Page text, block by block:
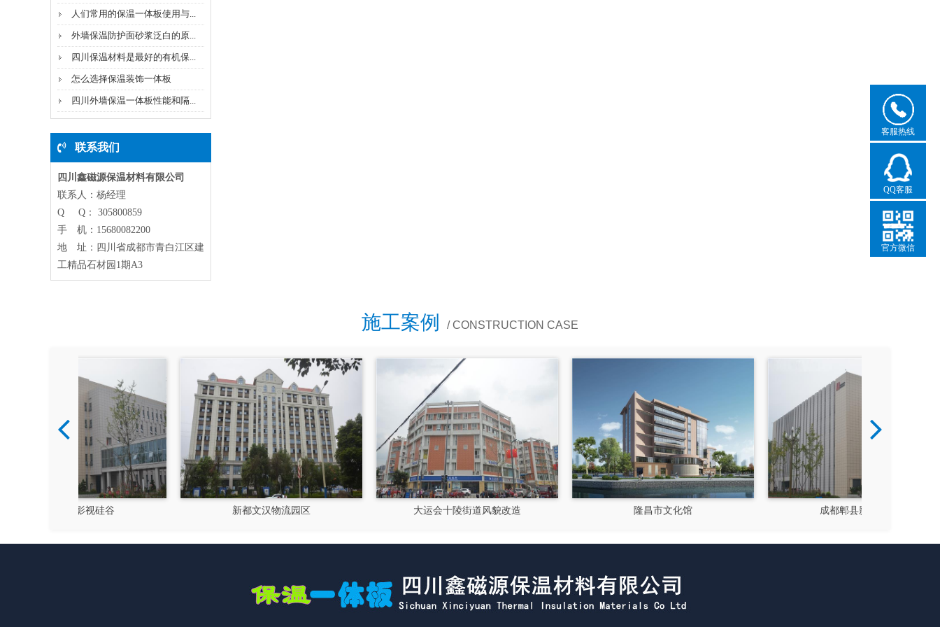
人们常用的保温一体板使用与...
外墙保温防护面砂浆泛白的原...
四川保温材料是最好的有机保...
怎么选择保温装饰一体板
四川外墙保温一体板性能和隔...
联系我们
四川鑫磁源保温材料有限公司
联系人：杨经理
Q Q： 305800859
手 机：15680082200
地 址：四川省成都市青白江区建
工精品石材园1期A3
施工案例 / CONSTRUCTION CASE
大运会十陵街道风貌改造
客服热线
QQ客服
官方微信